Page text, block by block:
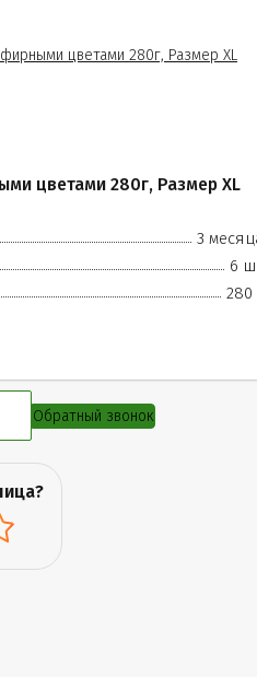
цветами 280г, Размер XL
3
6
280
Обратный звонок